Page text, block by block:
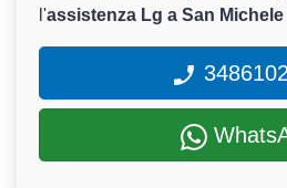
l'assistenza Lg a San